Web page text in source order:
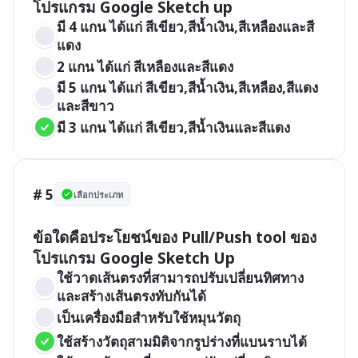
โปรแกรม Google Sketch up
มี 4 แกน ได้แก่ สีเขียว,สีน้ำเงิน,สีเหลืองและสี
แดง
2 แกน ได้แก่ สีเหลืองและสีแดง
มี 5 แกน ได้แก่ สีเขียว,สีน้ำเงิน,สีเหลือง,สีแดง
และสีขาว
มี 3 แกน ได้แก่ สีเขียว,สีน้ำเงินและสีแดง
# 5 เลือกประเภท
ข้อใดคือประโยชน์ของ Pull/Push tool ของ
โปรแกรม Google Sketch Up
ใช้วาดเส้นตรงที่สามารถปรับเปลี่ยนทิศทาง
และสร้างเส้นตรงทับกันได้
เป็นเครื่องมือสำหรับใช้หมุนวัตถุ
ใช้สร้างวัตถุสามมิติจากรูปร่างที่แบนราบได้